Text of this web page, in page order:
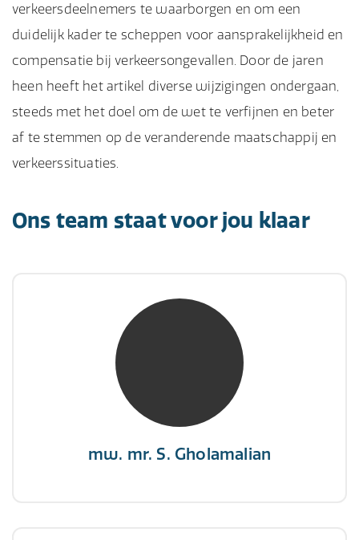
verkeersdeelnemers te waarborgen en om een
duidelijk kader te scheppen voor aansprakelijkheid en
compensatie bij verkeersongevallen. Door de jaren
heen heeft het artikel diverse wijzigingen ondergaan,
steeds met het doel om de wet te verfijnen en beter
af te stemmen op de veranderende maatschappij en
verkeerssituaties.
Ons team staat voor jou klaar
mw. mr. S. Gholamalian
mw. mr. S. Gholamalian
NIVRE Register-Expert
“Als je de richting van de wind niet kunt
veranderen, verander dan de stand van je